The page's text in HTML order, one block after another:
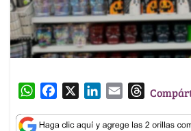
W
a
c
n
a
T
r